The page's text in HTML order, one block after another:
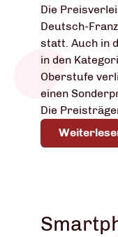
Die
Deutsch-
statt. Auch in
in den
Oberstufe
einen
Die